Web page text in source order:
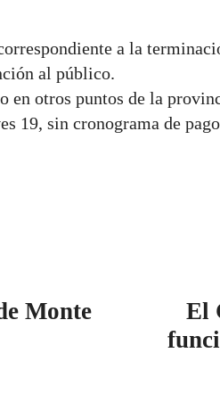
a la
al público.
otros puntos de la
19, sin cronograma de
Monte
El